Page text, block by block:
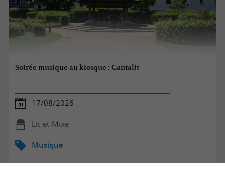
Soirée musique au kiosque : Cantalit
17/08/2026
Lit-et-Mixe
Musique